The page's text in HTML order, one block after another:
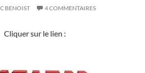
BENOIST 4 COMMENTAIRES
Cliquer sur le lien :